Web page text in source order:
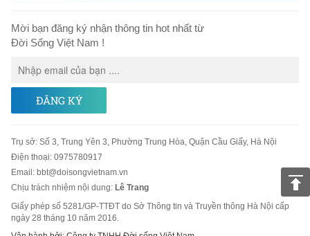
Mời bạn đăng ký nhận thông tin hot nhất từ
Đời Sống Việt Nam !
ĐĂNG KÝ
Trụ sở: Số 3, Trung Yên 3, Phường Trung Hòa, Quận Cầu Giấy, Hà Nội
Điện thoại: 0975780917
Email: bbt@doisongvietnam.vn
Chịu trách nhiệm nội dung: Lê Trang
Giấy phép số 5281/GP-TTĐT do Sở Thông tin và Truyền thông Hà Nội cấp
ngày 28 tháng 10 năm 2016.